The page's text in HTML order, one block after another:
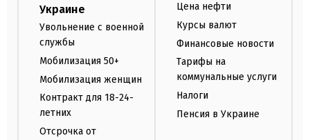
Украине
Увольнение с военной
службы
Мобилизация 50+
Мобилизация женщин
Контракт для 18-24-
летних
Отсрочка от
Цена нефти
Курсы валют
Финансовые новости
Тарифы на
коммунальные услуги
Налоги
Пенсия в Украине